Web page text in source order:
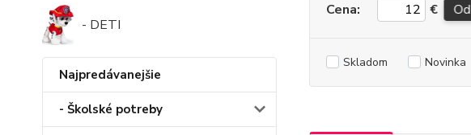
- DETI
Najpredávanejšie
- Školské potreby
Cena: € Od
Skladom Novinka